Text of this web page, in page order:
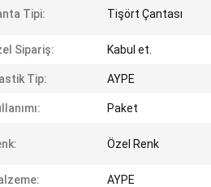
Tipi: Tişört Çantası
Sipariş: Kabul et.
Tip: AYPE
Paket
Özel Renk
AYPE